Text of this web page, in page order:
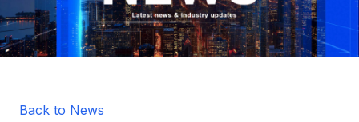
Back to News